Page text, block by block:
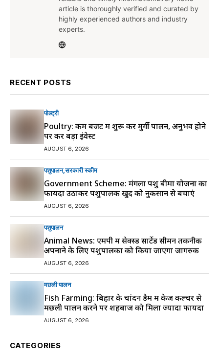
article is thoroughly verified and curated by
highly experienced authors and industry
experts.
RECENT POSTS
पोल्ट्री
Poultry: कम बजट में शुरू करें मुर्गी पालन, अनुभव होने
पर करें बड़ा इंवेस्ट
AUGUST 6, 2026
पशुपालन सरकारी स्की‍म
Government Scheme: मंगला पशु बीमा योजना का
फायदा उठाकर पशुपालक खुद को नुकसान से बचाएं
AUGUST 6, 2026
पशुपालन
Animal News: एमपी में सेक्स्ड सार्टेड सीमन तकनीक
अपनाने के लिए पशुपालकों को किया जाएगा जागरुक
AUGUST 6, 2026
मछली पालन
Fish Farming: बिहार के चांदन डैम में केज कल्चर से
मछली पालन करने पर शहबाज को मिला ज्यादा फायदा
AUGUST 6, 2026
CATEGORIES